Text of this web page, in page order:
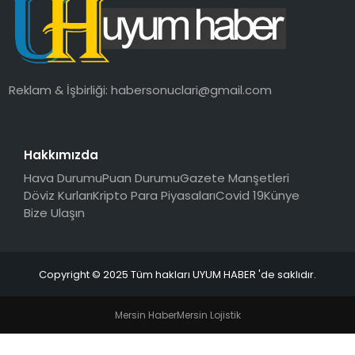
SAĞLIK
MAGAZIN
Reklam & İşbirliği:habersonuclari@gmail.com
Hakkımızda
Hava DurumuPuan DurumuGazete Manşetleri
Döviz KurlarıKripto Para PiyasalarıCovid 19Künye
Bize Ulaşın
Copyright © 2025 Tüm hakları UYUM HABER 'de saklıdır.
Mersin HaberMersin Lojistik